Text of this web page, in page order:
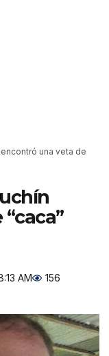
una veta de
AM 156